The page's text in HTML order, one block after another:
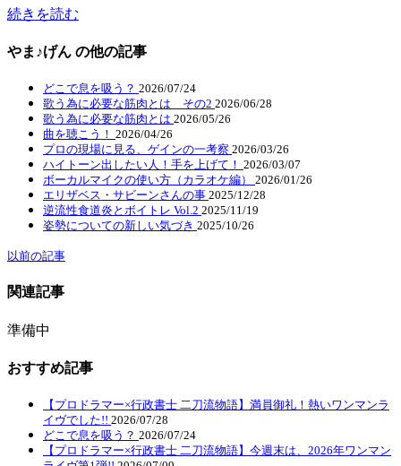
続きを読む
やま♪げん の他の記事
どこで息を吸う？ 2026/07/24
歌う為に必要な筋肉とは その2 2026/06/28
歌う為に必要な筋肉とは 2026/05/26
曲を聴こう！ 2026/04/26
プロの現場に見る、ゲインの一考察 2026/03/26
ハイトーン出したい人！手を上げて！ 2026/03/07
ボーカルマイクの使い方（カラオケ編） 2026/01/26
エリザベス・サビーンさんの事 2025/12/28
逆流性食道炎とボイトレ Vol.2 2025/11/19
姿勢についての新しい気づき 2025/10/26
以前の記事
関連記事
準備中
おすすめ記事
【プロドラマー×行政書士 二刀流物語】満員御礼！熱いワンマンラ
イヴでした!! 2026/07/28
どこで息を吸う？ 2026/07/24
【プロドラマー×行政書士 二刀流物語】今週末は、2026年ワンマン